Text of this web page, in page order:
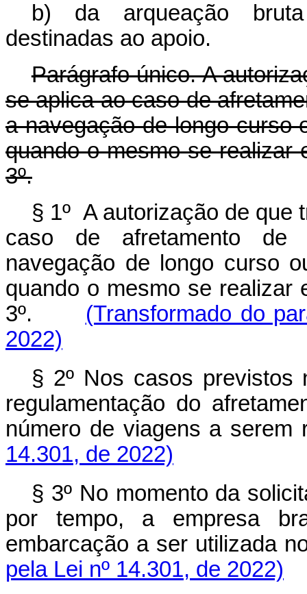
b) da arqueação
destinadas ao apoio.
Parágrafo único. A
se aplica ao caso de
a navegação de longo curso
quando o mesmo se realizar
3º.
§ 1ºA autorização de que
caso de afretamento de
navegação de longo curso
quando o mesmo se realizar
3º. (Transformado do
2022)
§ 2º Nos casos
regulamentação do
número de viagens a
14.301, de 2022)
§ 3º No momento da
por tempo, a empresa
embarcação a ser
pela Lei nº 14.301, de 2022)